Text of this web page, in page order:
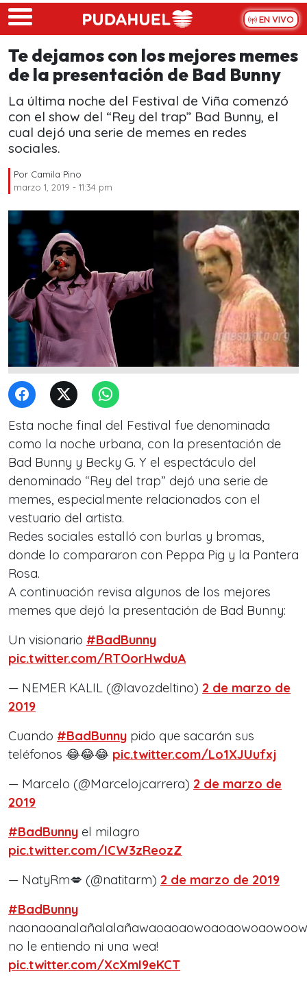
Skip to main content
EN VIVO
Te dejamos con los mejores memes
de la presentación de Bad Bunny
La última noche del Festival de Viña comenzó
con el show del “Rey del trap” Bad Bunny, el
cual dejó una serie de memes en redes
sociales.
Por Camila Pino
marzo 1, 2019 - 11:34 pm
Esta noche final del Festival fue denominada
como la noche urbana, con la presentación de
Bad Bunny y Becky G. Y el espectáculo del
denominado “Rey del trap” dejó una serie de
memes, especialmente relacionados con el
vestuario del artista.
Redes sociales estalló con burlas y bromas,
donde lo compararon con Peppa Pig y la Pantera
Rosa.
A continuación revisa algunos de los mejores
memes que dejó la presentación de Bad Bunny:
Un visionario #BadBunny
pic.twitter.com/RTOorHwduA
— NEMER KALIL (@lavozdeltino) 2 de marzo de
2019
Cuando #BadBunny pido que sacarán sus
teléfonos 😂😂😂 pic.twitter.com/Lo1XJUufxj
— Marcelo (@Marcelojcarrera) 2 de marzo de
2019
#BadBunny el milagro
pic.twitter.com/ICW3zReozZ
— NatyRm💋 (@natitarm) 2 de marzo de 2019
#BadBunny
no le entiendo ni una wea!
pic.twitter.com/XcXmI9eKCT